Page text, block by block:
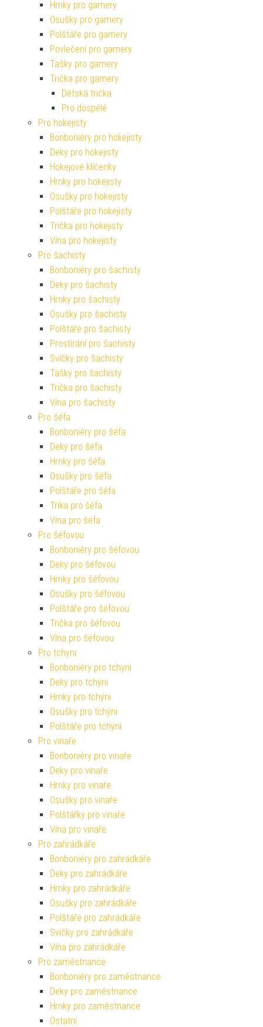
Hrnky pro gamery
Osušky pro gamery
Polštáře pro gamery
Povlečení pro gamery
Tašky pro gamery
Trička pro gamery
Dětská trička
Pro dospělé
Pro hokejisty
Bonboniéry pro hokejisty
Deky pro hokejisty
Hokejové klíčenky
Hrnky pro hokejisty
Osušky pro hokejisty
Polštáře pro hokejisty
Trička pro hokejisty
Vína pro hokejisty
Pro šachisty
Bonboniéry pro šachisty
Deky pro šachisty
Hrnky pro šachisty
Osušky pro šachisty
Polštáře pro šachisty
Prostírání pro šachisty
Svíčky pro šachisty
Tašky pro šachisty
Trička pro šachisty
Vína pro šachisty
Pro šéfa
Bonboniéry pro šéfa
Deky pro šéfa
Hrnky pro šéfa
Osušky pro šéfa
Polštáře pro šéfa
Trika pro šéfa
Vína pro šéfa
Pro šéfovou
Bonboniéry pro šéfovou
Deky pro šéfovou
Hrnky pro šéfovou
Osušky pro šéfovou
Polštáře pro šéfovou
Trička pro šéfovou
Vína pro šéfovou
Pro tchyni
Bonboniéry pro tchyni
Deky pro tchýni
Hrnky pro tchýni
Osušky pro tchýni
Polštáře pro tchýni
Pro vinaře
Bonboniéry pro vinaře
Deky pro vinaře
Hrnky pro vinaře
Osušky pro vinaře
Polštářky pro vinaře
Vína pro vinaře
Pro zahrádkáře
Bonboniéry pro zahrádkáře
Deky pro zahrádkáře
Hrnky pro zahrádkáře
Osušky pro zahrádkáře
Polštáře pro zahrádkáře
Svíčky pro zahrádkáře
Vína pro zahrádkáře
Pro zaměstnance
Bonboniéry pro zaměstnance
Deky pro zaměstnance
Hrnky pro zaměstnance
Ostatní